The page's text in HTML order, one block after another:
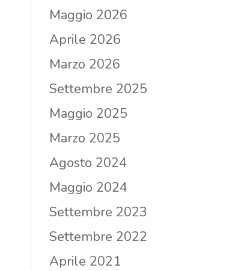
Maggio 2026
Aprile 2026
Marzo 2026
Settembre 2025
Maggio 2025
Marzo 2025
Agosto 2024
Maggio 2024
Settembre 2023
Settembre 2022
Aprile 2021